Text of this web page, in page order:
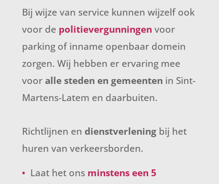
Bij wijze van service kunnen wijzelf ook
voor de politievergunningen voor
parking of inname openbaar domein
zorgen. Wij hebben er ervaring mee
voor alle steden en gemeenten in Sint-
Martens-Latem en daarbuiten.
Richtlijnen en dienstverlening bij het
huren van verkeersborden.
Laat het ons minstens een 5